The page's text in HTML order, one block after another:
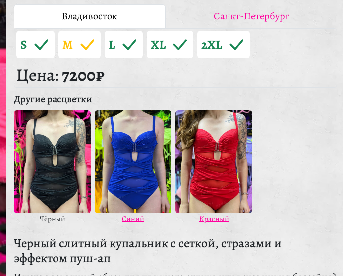
Владивосток
Санкт-Петербург
S M L XL 2XL
Цена:7200₽
Другие расцветки
Чёрный Синий Красный
Черный слитный купальник с сеткой, стразами и
эффектом пуш-ап